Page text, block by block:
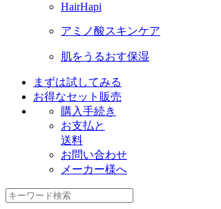
HairHapi
アミノ酸スキンケア
肌をうるおす保湿
まずは試してみる
お得なセット販売
購入手続き
お支払と
送料
お問い合わせ
メーカー様へ